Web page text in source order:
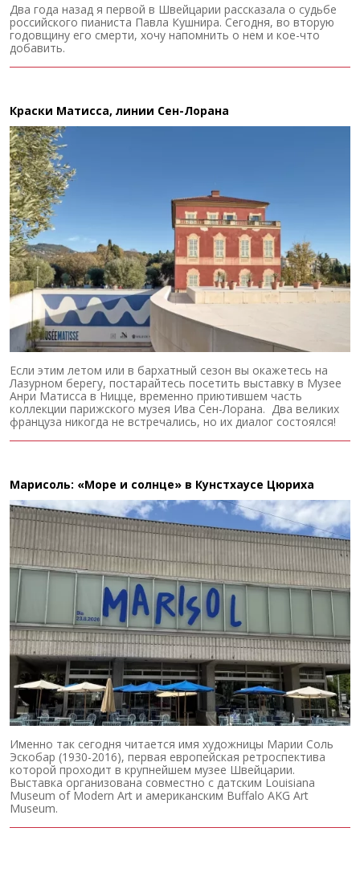
Два года назад я первой в Швейцарии рассказала о судьбе
российского пианиста Павла Кушнира. Сегодня, во вторую
годовщину его смерти, хочу напомнить о нем и кое-что
добавить.
Краски Матисса, линии Сен-Лорана
Если этим летом или в бархатный сезон вы окажетесь на
Лазурном берегу, постарайтесь посетить выставку в Музее
Анри Матисса в Ницце, временно приютившем часть
коллекции парижского музея Ива Сен-Лорана. Два великих
француза никогда не встречались, но их диалог состоялся!
Марисоль: «Море и солнце» в Кунстхаусе Цюриха
Именно так сегодня читается имя художницы Марии Соль
Эскобар (1930-2016), первая европейская ретроспектива
которой проходит в крупнейшем музее Швейцарии.
Выставка организована совместно с датским Louisiana
Museum of Modern Art и американским Buffalo AKG Art
Museum.